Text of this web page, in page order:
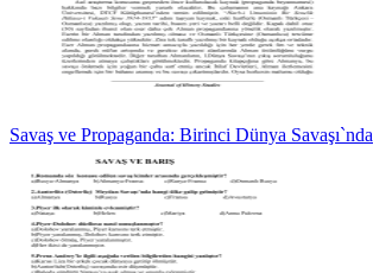
Savaş ve Propaganda: Birinci Dünya Savaşı`nda